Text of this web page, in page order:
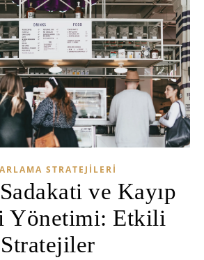
STRATEJILERI
ve Kayıp
Yönetimi: Etkili
Stratejiler